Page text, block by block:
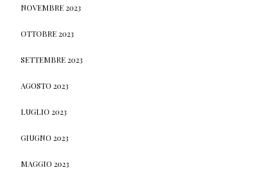
NOVEMBRE 2023
OTTOBRE 2023
SETTEMBRE 2023
AGOSTO 2023
LUGLIO 2023
GIUGNO 2023
MAGGIO 2023